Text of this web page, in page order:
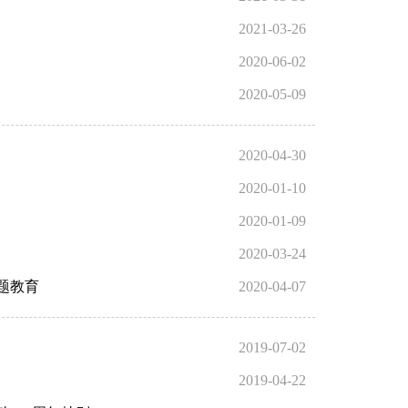
2021-03-26
2020-06-02
2020-05-09
2020-04-30
2020-01-10
2020-01-09
2020-03-24
教育 2020-04-07
2019-07-02
2019-04-22